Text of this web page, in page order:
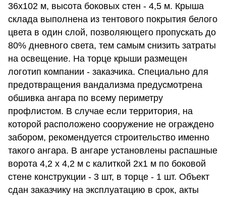
36х102 м, высота боковых стен - 4,5 м. Крыша
склада выполнена из тентового покрытия белого
цвета в один слой, позволяющего пропускать до
80% дневного света, тем самым снизить затраты
на освещение. На торце крыши размещен
логотип компании - заказчика. Специально для
предотвращения вандализма предусмотрена
обшивка ангара по всему периметру
профлистом. В случае если территория, на
которой расположено сооружение не ограждено
забором, рекомендуется строительство именно
такого ангара. В ангаре установлены распашные
ворота 4,2 х 4,2 м с калиткой 2х1 м по боковой
стене конструкции - 3 шт, в торце - 1 шт. Объект
сдан заказчику на эксплуатацию в срок, акты